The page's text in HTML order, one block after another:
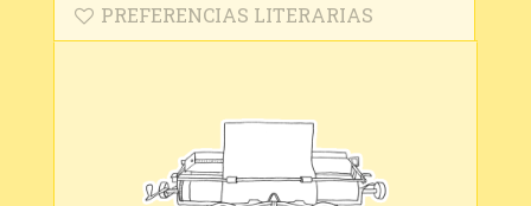
PREFERENCIAS LITERARIAS